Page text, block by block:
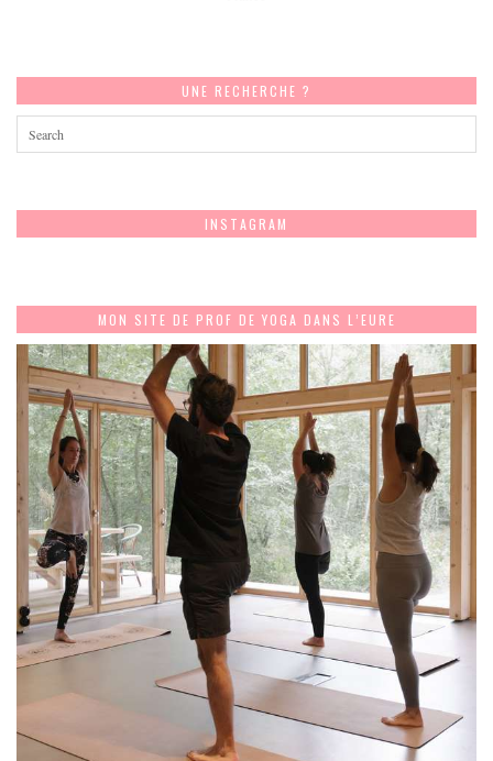
UNE RECHERCHE ?
INSTAGRAM
MON SITE DE PROF DE YOGA DANS L’EURE